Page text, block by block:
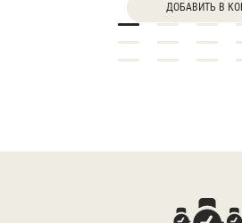
ДОБАВИТЬ В